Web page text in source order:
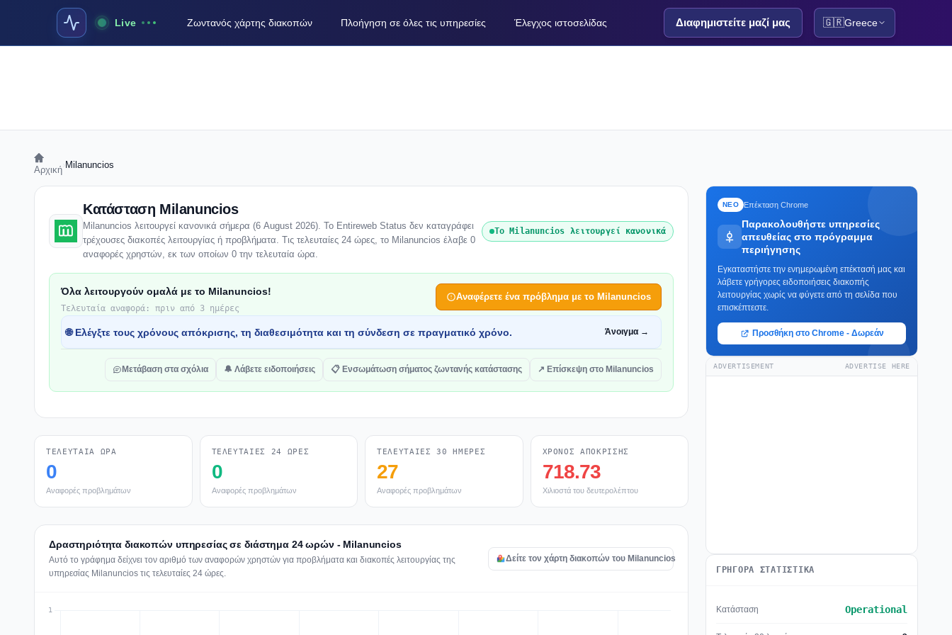
Live Ζωντανός χάρτης διακοπών Πλοήγηση σε όλες τις υπηρεσίες Έλεγχος ιστοσελίδας Διαφημιστείτε μαζί μας 🇬🇷Greece
Αρχική Milanuncios
Κατάσταση Milanuncios
Milanuncios λειτουργεί κανονικά σήμερα (6 August 2026). Το Entireweb Status δεν καταγράφει
τρέχουσες διακοπές λειτουργίας ή προβλήματα. Τις τελευταίες 24 ώρες, το Milanuncios έλαβε 0
αναφορές χρηστών, εκ των οποίων 0 την τελευταία ώρα.
Το Milanuncios λειτουργεί κανονικά
Όλα λειτουργούν ομαλά με το Milanuncios!
Τελευταία αναφορά: πριν από 3 ημέρες
Αναφέρετε ένα πρόβλημα με το Milanuncios
🌐 Ελέγξτε τους χρόνους απόκρισης, τη διαθεσιμότητα και τη σύνδεση σε πραγματικό χρόνο. Άνοιγμα →
Μετάβαση στα σχόλια 🔔 Λάβετε ειδοποιήσεις 📋 Ενσωμάτωση σήματος ζωντανής κατάστασης ↗ Επίσκεψη στο Milanuncios
ΤΕΛΕΥΤΑΊΑ ΏΡΑ
0
Αναφορές προβλημάτων
ΤΕΛΕΥΤΑΊΕΣ 24 ΏΡΕΣ
0
Αναφορές προβλημάτων
ΤΕΛΕΥΤΑΊΕΣ 30 ΗΜΈΡΕΣ
27
Αναφορές προβλημάτων
ΧΡΌΝΟΣ ΑΠΌΚΡΙΣΗΣ
718.73
Χιλιοστά του δευτερολέπτου
Δραστηριότητα διακοπών υπηρεσίας σε διάστημα 24 ωρών - Milanuncios
Αυτό το γράφημα δείχνει τον αριθμό των αναφορών χρηστών για προβλήματα και διακοπές λειτουργίας της
υπηρεσίας Milanuncios τις τελευταίες 24 ώρες.
Δείτε τον χάρτη διακοπών του Milanuncios
ΝΕΟ Επέκταση Chrome
Παρακολουθήστε υπηρεσίες
απευθείας στο πρόγραμμα
περιήγησης
Εγκαταστήστε την ενημερωμένη επέκτασή μας και
λάβετε γρήγορες ειδοποιήσεις διακοπής
λειτουργίας χωρίς να φύγετε από τη σελίδα που
επισκέπτεστε.
Προσθήκη στο Chrome - Δωρεάν
ADVERTISEMENT ADVERTISE HERE
ΓΡΉΓΟΡΑ ΣΤΑΤΙΣΤΙΚΆ
Κατάσταση Operational